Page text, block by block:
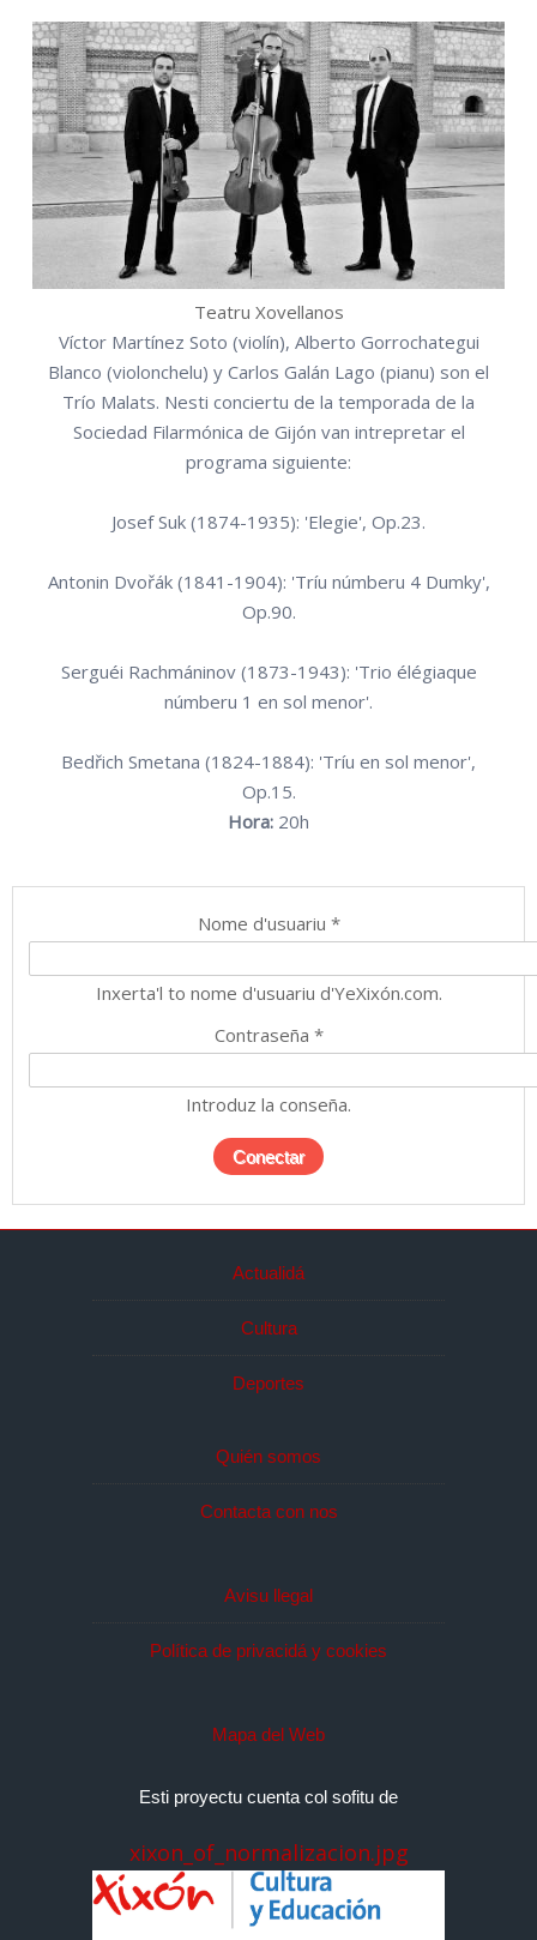
Teatru Xovellanos
Víctor Martínez Soto (violín), Alberto Gorrochategui
Blanco (violonchelu) y Carlos Galán Lago (pianu) son el
Trío Malats. Nesti conciertu de la temporada de la
Sociedad Filarmónica de Gijón van intrepretar el
programa siguiente:
Josef Suk (1874-1935): 'Elegie', Op.23.
Antonin Dvořák (1841-1904): 'Tríu númberu 4 Dumky',
Op.90.
Serguéi Rachmáninov (1873-1943): 'Trio élégiaque
númberu 1 en sol menor'.
Bedřich Smetana (1824-1884): 'Tríu en sol menor',
Op.15.
Hora: 20h
Nome d'usuariu *
Inxerta'l to nome d'usuariu d'YeXixón.com.
Contraseña *
Introduz la conseña.
Actualidá
Cultura
Deportes
Quién somos
Contacta con nos
Avisu llegal
Política de privacidá y cookies
Mapa del Web
Esti proyectu cuenta col sofitu de
xixon_of_normalizacion.jpg